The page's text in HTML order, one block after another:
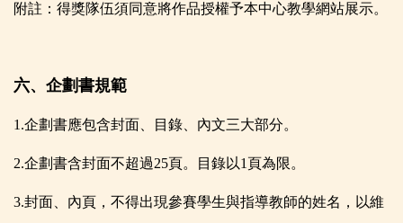
附註：得獎隊伍須同意將作品授權予本中心教學網站展示。
六、企劃書規範
1.企劃書應包含封面、目錄、內文三大部分。
2.企劃書含封面不超過25頁。目錄以1頁為限。
3.封面、內頁，不得出現參賽學生與指導教師的姓名，以維